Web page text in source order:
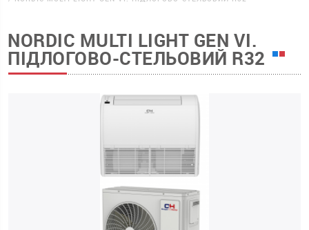
NORDIC MULTI LIGHT GEN VI.
ПІДЛОГОВО-СТЕЛЬОВИЙ R32